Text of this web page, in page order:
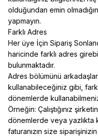
olduğundan emin
yapmayın.
Farklı Adres
Her üye İçin Sipariş
haricinde farklı adres
bulunmaktadır.
Adres bölümünü
kullanabileceğiniz gibi,
dönemlerde
Örneğin: Çalıştığınız
dönemlerde veya yazlıkta
faturanızın size siparişinizin